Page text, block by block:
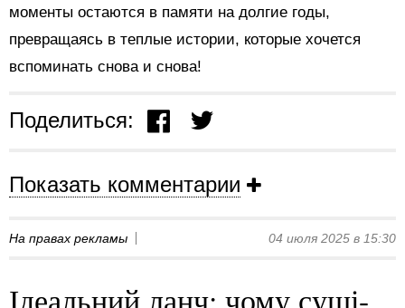
моменты остаются в памяти на долгие годы,
превращаясь в теплые истории, которые хочется
вспоминать снова и снова!
Поделиться:
Показать комментарии
На правах рекламы 04 июля 2025 в 15:30
Ідеальний ланч: чому суші-